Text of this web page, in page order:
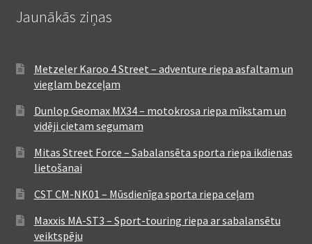
Jaunākās ziņas
Metzeler Karoo 4 Street – adventure riepa asfaltam un
vieglam bezceļam
Dunlop Geomax MX34 – motokrosa riepa mīkstam un
vidēji cietam segumam
Mitas Street Force – Sabalansēta sporta riepa ikdienas
lietošanai
CST CM-NK01 – Mūsdienīga sporta riepa ceļam
Maxxis MA-ST3 – Sport-touring riepa ar sabalansētu
veiktspēju